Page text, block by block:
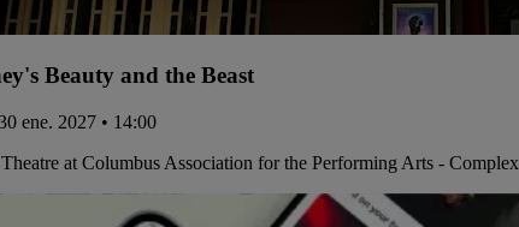
Beauty and the Beast
ene. 2027 • 14:00
at Columbus Association for the Performing Arts - Complex